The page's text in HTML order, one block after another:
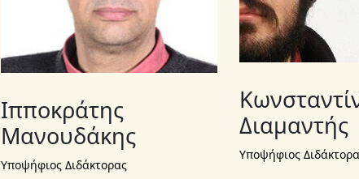
Ιπποκράτης
Μανουδάκης
Υποψήφιος Διδάκτορας
Διαμαντής
Υποψήφιος